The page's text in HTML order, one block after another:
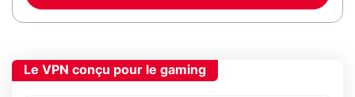
Le VPN conçu pour le gaming